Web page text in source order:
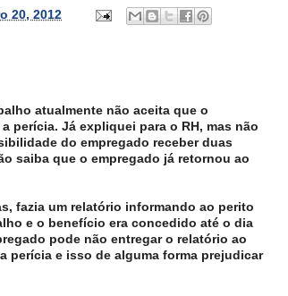
20, 2012
atualmente não aceita que o
perícia. Já expliquei para o RH, mas não
do empregado receber duas
saiba que o empregado já retornou ao
fazia um relatório informando ao perito
e o benefício era concedido até o dia
pode não entregar o relatório ao
perícia e isso de alguma forma prejudicar